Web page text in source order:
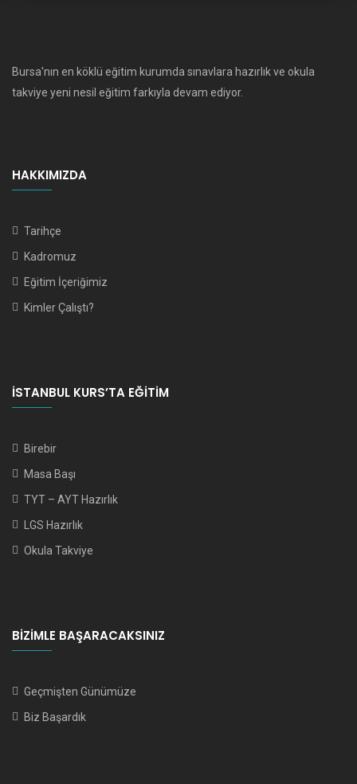
Bursa'nın en köklü eğitim kurumda sınavlara hazırlık ve okula
takviye yeni nesil eğitim farkıyla devam ediyor.
HAKKIMIZDA
Tarihçe
Kadromuz
Eğitim İçeriğimiz
Kimler Çalıştı?
İSTANBUL KURS’TA EĞITIM
Birebir
Masa Başı
TYT – AYT Hazırlık
LGS Hazırlık
Okula Takviye
BIZIMLE BAŞARACAKSINIZ
Geçmişten Günümüze
Biz Başardık